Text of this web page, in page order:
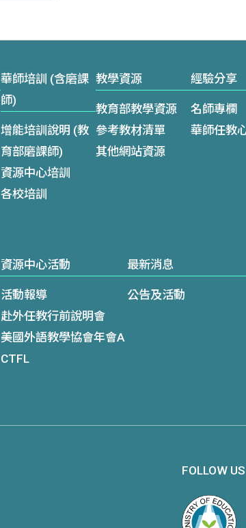
華師培訓 (含磨課
師)
增能培訓說明 (教
育部磨課師)
資源中心培訓
各校培訓
教學資源
教育部教學資源
參考教材清單
其他網站資源
經驗分享
名師專欄
華師任教
資源中心活動
活動報導
赴外任教行前說明會
美國外語教學協會年會A
CTFL
最新消息
公告及活動
FOLLOW US